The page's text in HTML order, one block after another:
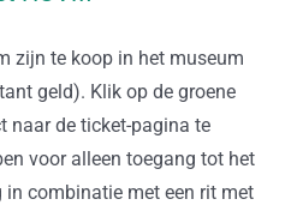
zijn te koop in het museum
geld). Klik op de groene
naar de ticket-pagina te
voor alleen toegang tot het
combinatie met een rit met